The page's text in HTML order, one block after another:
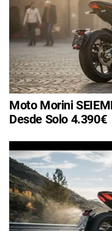
Moto Morini
Desde Solo 4.390€